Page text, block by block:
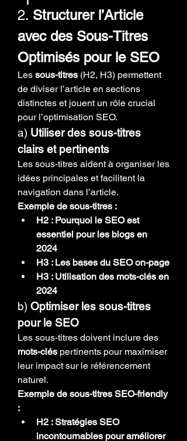
2. Structurer l’Article
avec des Sous-Titres
Optimisés pour le SEO
Les sous-titres (H2, H3) permettent
de diviser l’article en sections
distinctes et jouent un rôle crucial
pour l’optimisation SEO.
a) Utiliser des sous-titres
clairs et pertinents
Les sous-titres aident à organiser les
idées principales et facilitent la
navigation dans l’article.
Exemple de sous-titres :
H2 : Pourquoi le SEO est
essentiel pour les blogs en
2024
H3 : Les bases du SEO on-page
H3 : Utilisation des mots-clés en
2024
b) Optimiser les sous-titres
pour le SEO
mots-clés pertinents pour maximiser
leur impact sur le référencement
naturel.
Exemple de sous-titres SEO-friendly
:
H2 : Stratégies SEO
incontournables pour améliorer